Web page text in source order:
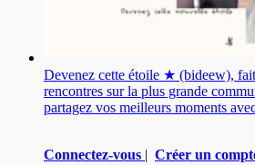
Devenez cette étoile ★ (bideew),
rencontres sur la plus grande
partagez vos meilleurs moments
Connectez-vous | Créer un